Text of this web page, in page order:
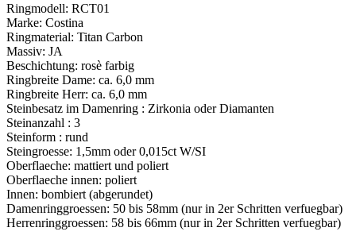
Ringmodell: RCT01
Marke: Costina
Ringmaterial: Titan Carbon
Massiv: JA
Beschichtung: rosè farbig
Ringbreite Dame: ca. 6,0 mm
Ringbreite Herr: ca. 6,0 mm
Steinbesatz im Damenring : Zirkonia oder Diamanten
Steinanzahl : 3
Steinform : rund
Steingroesse: 1,5mm oder 0,015ct W/SI
Oberflaeche: mattiert und poliert
Oberflaeche innen: poliert
Innen: bombiert (abgerundet)
Damenringgroessen: 50 bis 58mm (nur in 2er Schritten verfuegbar)
Herrenringgroessen: 58 bis 66mm (nur in 2er Schritten verfuegbar)